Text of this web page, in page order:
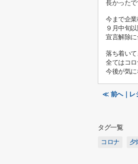
長かったで
今まで企
９月中旬
宣言解除に
落ち着いて
全てはコロ
今後が気に
≪ 前へ｜レ
タグ一覧
コロナ
夕